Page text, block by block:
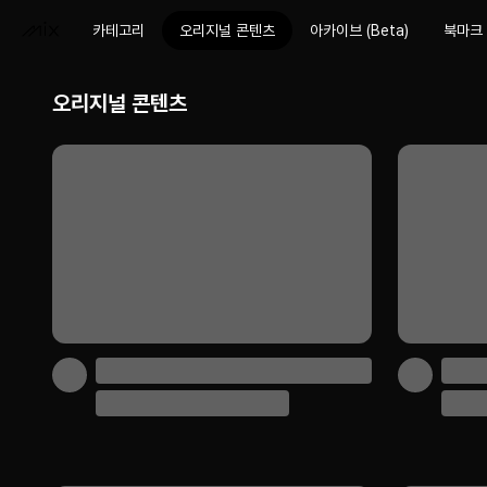
카테고리 오리지널 콘텐츠 아카이브 (Beta) 북마크
오리지널 콘텐츠